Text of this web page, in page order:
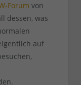
Forum von
dessen, was
auf